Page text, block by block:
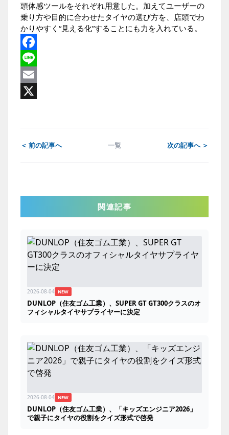
頭体感ツールをそれぞれ用意した。加えてユーザーの
乗り方や目的に合わせたタイヤの選び方を、店頭でわ
かりやすく“見える化”することにも力を入れている。
Facebook
Line
Email
＜ 前の記事へ 一覧 次の記事へ ＞
関連記事
2026-08-04 NEW
DUNLOP（住友ゴム工業）、SUPER GT GT300クラスのオ
フィシャルタイヤサプライヤーに決定
2026-08-04 NEW
DUNLOP（住友ゴム工業）、「キッズエンジニア2026」
で親子にタイヤの役割をクイズ形式で啓発